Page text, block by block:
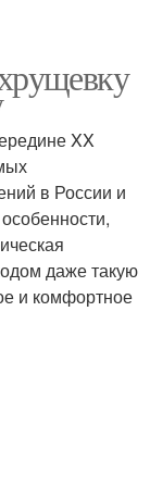
XX
в России и
даже такую
и комфортное